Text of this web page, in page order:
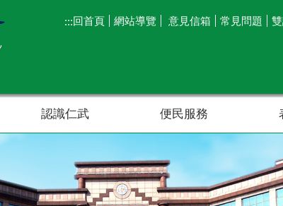
:::回首頁 網站導覽 意見信箱 常見問題
認識仁武 便民服務